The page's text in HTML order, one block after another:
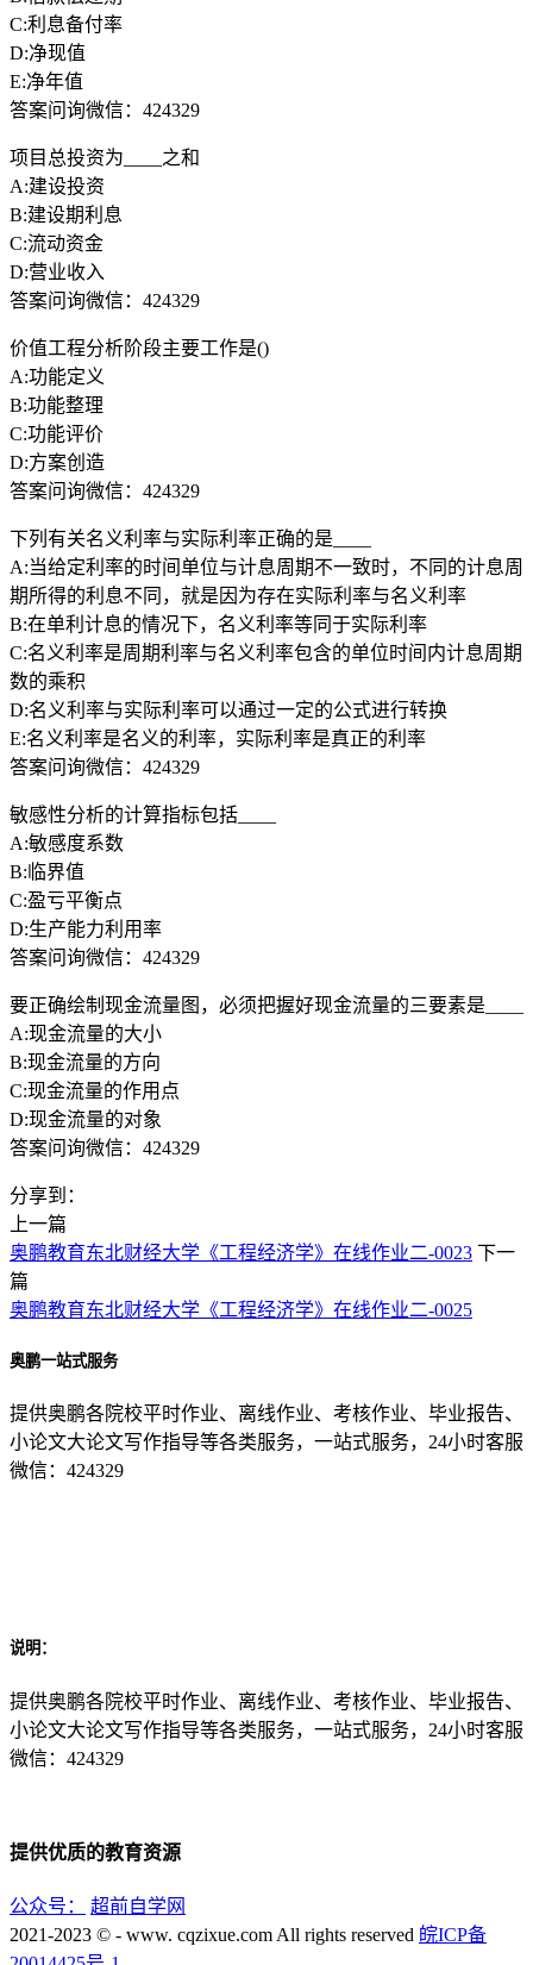
C:利息备付率
D:净现值
E:净年值
答案问询微信：424329
项目总投资为____之和
A:建设投资
B:建设期利息
C:流动资金
D:营业收入
答案问询微信：424329
价值工程分析阶段主要工作是()
A:功能定义
B:功能整理
C:功能评价
D:方案创造
答案问询微信：424329
下列有关名义利率与实际利率正确的是____
A:当给定利率的时间单位与计息周期不一致时，不同的计息周
期所得的利息不同，就是因为存在实际利率与名义利率
B:在单利计息的情况下，名义利率等同于实际利率
C:名义利率是周期利率与名义利率包含的单位时间内计息周期
数的乘积
D:名义利率与实际利率可以通过一定的公式进行转换
E:名义利率是名义的利率，实际利率是真正的利率
答案问询微信：424329
敏感性分析的计算指标包括____
A:敏感度系数
B:临界值
C:盈亏平衡点
D:生产能力利用率
答案问询微信：424329
要正确绘制现金流量图，必须把握好现金流量的三要素是____
A:现金流量的大小
B:现金流量的方向
C:现金流量的作用点
D:现金流量的对象
答案问询微信：424329
分享到：
上一篇
奥鹏教育东北财经大学《工程经济学》在线作业二-0023 下一
篇
奥鹏教育东北财经大学《工程经济学》在线作业二-0025
奥鹏一站式服务
提供奥鹏各院校平时作业、离线作业、考核作业、毕业报告、
小论文大论文写作指导等各类服务，一站式服务，24小时客服
微信：424329
说明：
提供奥鹏各院校平时作业、离线作业、考核作业、毕业报告、
小论文大论文写作指导等各类服务，一站式服务，24小时客服
微信：424329
提供优质的教育资源
公众号：
超前自学网
2021-2023 © - www. cqzixue.com All rights reserved 皖ICP备